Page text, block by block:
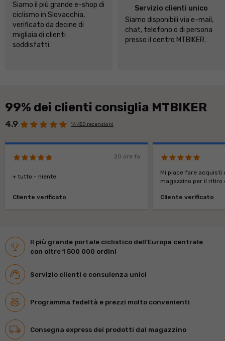
Siamo il più grande e-shop di
ciclismo in Slovacchia,
verificato da decine di
migliaia di clienti
soddisfatti.
Servizio clienti unico
Siamo disponibili via e-mail,
chat, telefono o di persona
presso il centro MTBIKER.
99% dei clienti consiglia MTBIKER
4.9 14 450 recensioni
20 ore fa
+ tutto - niente
Cliente verificato
Mi piace fare acquisti
magazzino per il ritiro
Cliente verificato
Il più grande portale ciclistico dell'Europa centrale
con oltre 1 500 000 ordini
Servizio clienti e consulenza unici
Programma fedeltà e prezzi molto convenienti
Consegna express dei prodotti dal magazzino